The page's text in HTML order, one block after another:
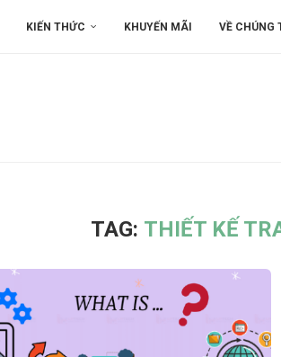
KIẾN THỨC KHUYẾN MÃI VỀ CHÚNG
TAG: THIẾT KẾ